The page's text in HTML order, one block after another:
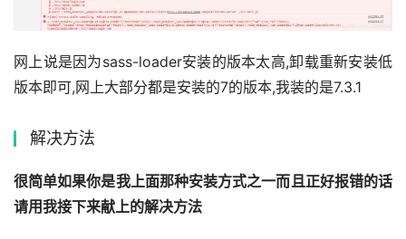
网上说是因为sass-loader安装的版本太高,卸载重新安装低
版本即可,网上大部分都是安装的7的版本,我装的是7.3.1
解决方法
很简单如果你是我上面那种安装方式之一而且正好报错的话
请用我接下来献上的解决方法